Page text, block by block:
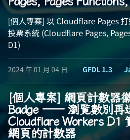
[個人專案] 以 Cloudflare Pages
投票系統 (Cloudflare Pages,
D1)
2024 年 01 月 04 日 GFDL 1.3
[個人專案] 網頁計數器
Badge —— 瀏覧數別再
Cloudflare Workers D1
網頁的計數器